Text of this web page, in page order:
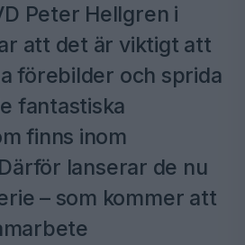
Peter Hellgren i
att det är viktigt att
förebilder och sprida
fantastiska
finns inom
lanserar de nu
– som kommer att